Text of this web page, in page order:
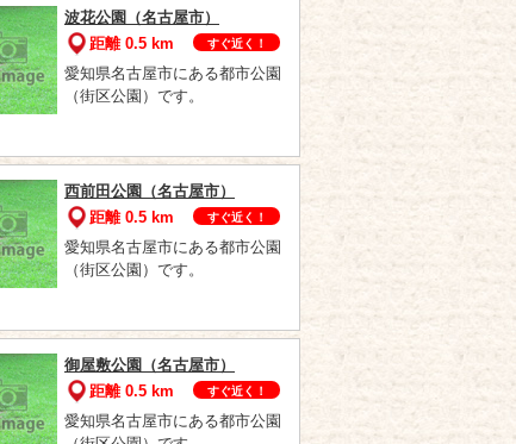
波花公園（名古屋市）
距離 0.5 km
すぐ近く！
愛知県名古屋市にある都市公園
（街区公園）です。
西前田公園（名古屋市）
距離 0.5 km
すぐ近く！
愛知県名古屋市にある都市公園
（街区公園）です。
御屋敷公園（名古屋市）
距離 0.5 km
すぐ近く！
愛知県名古屋市にある都市公園